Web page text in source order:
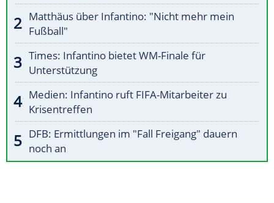
Matthäus über Infantino: "Nicht mehr mein
Fußball"
Times: Infantino bietet WM-Finale für
Unterstützung
Medien: Infantino ruft FIFA-Mitarbeiter zu
Krisentreffen
DFB: Ermittlungen im "Fall Freigang" dauern
noch an